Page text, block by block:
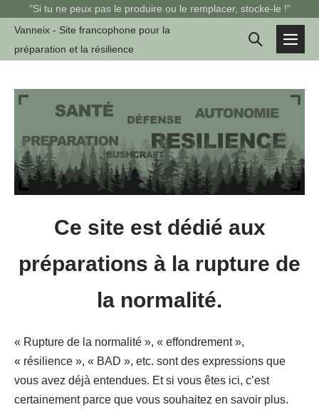
Sauter
contenu
"Si tu ne peux pas le produire ou le remplacer, stocke-le !"
Vanneix - Site francophone pour la
préparation et la résilience
Basculer
la
recherche
Ce site est dédié aux
préparations à la rupture de
la normalité.
« Rupture de la normalité », « effondrement »,
« résilience », « BAD », etc. sont des expressions que
vous avez déjà entendues. Et si vous êtes ici, c’est
certainement parce que vous souhaitez en savoir plus.